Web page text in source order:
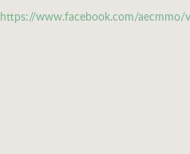
https://www.facebook.com/